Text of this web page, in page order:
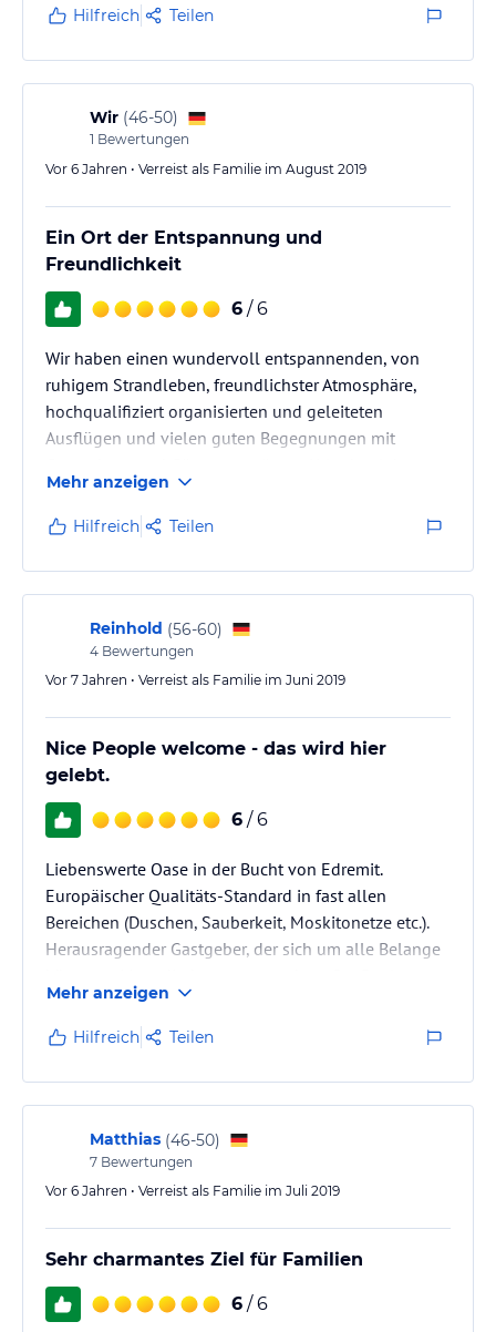
Hilfreich Teilen
Wir (46-50)
1 Bewertungen
Vor 6 Jahren • Verreist als Familie im August 2019
Ein Ort der Entspannung und
Freundlichkeit
6 / 6
Wir haben einen wundervoll entspannenden, von
ruhigem Strandleben, freundlichster Atmosphäre,
hochqualifiziert organisierten und geleiteten
Ausflügen und vielen guten Begegnungen mit
Alles, was auf der Internetseite beschrieben steht,
haben wir exakt so vorgefunden, wie es beschrieben
ist - daher wiederhole ich das hier nicht im Einzelnen.
Wie wir es gewollt hatten, haben wir kein Luxus-
Resort mit Vollanimation und all-inclusive gefunden,
sondern einen sehr ehrlichen…
Mehr anzeigen
Hilfreich Teilen
Reinhold (56-60)
4 Bewertungen
Vor 7 Jahren • Verreist als Familie im Juni 2019
Nice People welcome - das wird hier
gelebt.
6 / 6
Liebenswerte Oase in der Bucht von Edremit.
Europäischer Qualitäts-Standard in fast allen
Bereichen (Duschen, Sauberkeit, Moskitonetze etc.).
Herausragender Gastgeber, der sich um alle Belange
Lounge direkt über dem Meer. Ideal für Familien mit
kleinen und großen Kindern. Manchmal hat man das
Gefühl, in der Karibik zu sein ... wirklich traumhaft ...
Mehr anzeigen
Hilfreich Teilen
Matthias (46-50)
7 Bewertungen
Vor 6 Jahren • Verreist als Familie im Juli 2019
Sehr charmantes Ziel für Familien
6 / 6